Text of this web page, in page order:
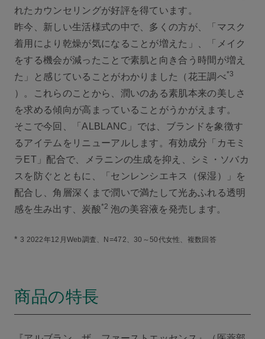
れたカウンセリングが好評を得ています。
昨今、新しい生活様式の中で、多くの方が、「マスク
着用により乾燥が気になることが増えた」、「メイク
をする機会が減ったことで素肌と向き合う時間が増え
た」と感じていることがわかりました（花王調べ*3
）。これらのことから、潤いのある素肌本来の美しさ
を求める傾向が高まっていることがうかがえます。
そこで今回、「ALBLANC」では、ブランドを象徴す
るアイテムをリニューアルします。有効成分「カモミ
ラET」配合で、メラニンの生成を抑え、シミ・ソバカ
スを防ぐとともに、「センレンシエキス（保湿）」を
配合し、角層深くまで潤いで満たして光あふれる透明
感を生み出す、炭酸*2 泡の美容液を発売します。
* 3 2022年12月Web調査、N=472、30～50代女性、複数回答
商品の特長